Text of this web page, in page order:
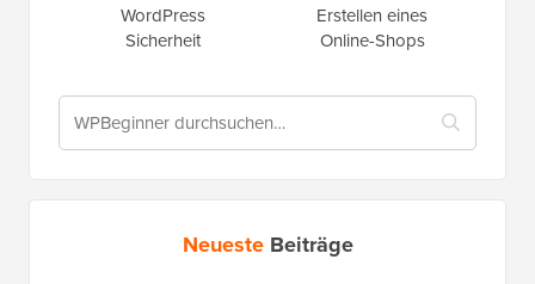
WordPress
Sicherheit
Erstellen eines
Online-Shops
Neueste Beiträge